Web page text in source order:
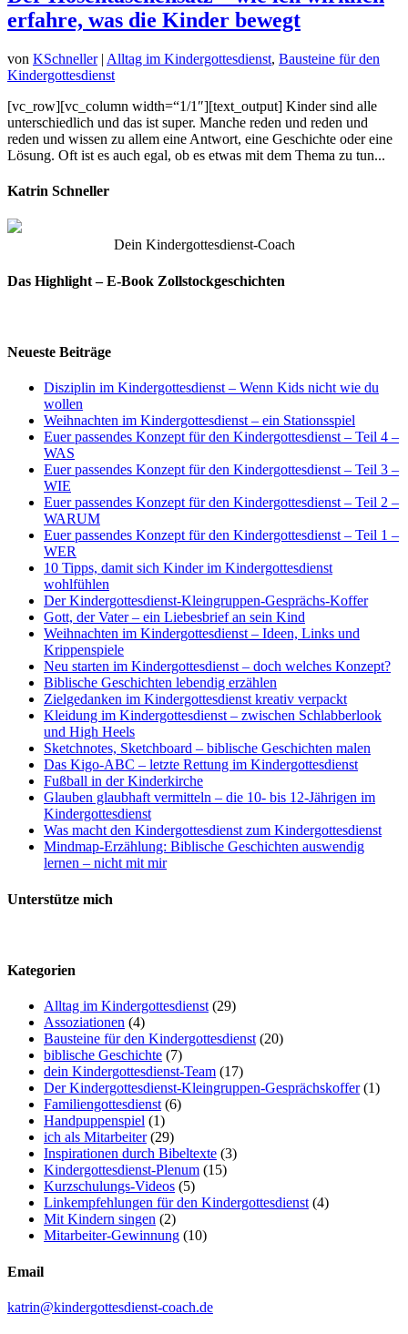
erfahre, was die Kinder bewegt
von KSchneller| Alltag im Kindergottesdienst, Bausteine für den
Kindergottesdienst
[vc_row][vc_column width=“1/1″][text_output] Kinder sind alle
unterschiedlich und das ist super. Manche reden und reden und
reden und wissen zu allem eine Antwort, eine Geschichte oder eine
Lösung. Oft ist es auch egal, ob es etwas mit dem Thema zu tun...
Katrin Schneller
Dein Kindergottesdienst-Coach
Das Highlight – E-Book Zollstockgeschichten
Neueste Beiträge
Disziplin im Kindergottesdienst – Wenn Kids nicht wie du
wollen
Weihnachten im Kindergottesdienst – ein Stationsspiel
Euer passendes Konzept für den Kindergottesdienst – Teil 4 –
WAS
Euer passendes Konzept für den Kindergottesdienst – Teil 3 –
WIE
Euer passendes Konzept für den Kindergottesdienst – Teil 2 –
WARUM
Euer passendes Konzept für den Kindergottesdienst – Teil 1 –
WER
10 Tipps, damit sich Kinder im Kindergottesdienst
wohlfühlen
Der Kindergottesdienst-Kleingruppen-Gesprächs-Koffer
Gott, der Vater – ein Liebesbrief an sein Kind
Weihnachten im Kindergottesdienst – Ideen, Links und
Krippenspiele
Neu starten im Kindergottesdienst – doch welches Konzept?
Biblische Geschichten lebendig erzählen
Zielgedanken im Kindergottesdienst kreativ verpackt
Kleidung im Kindergottesdienst – zwischen Schlabberlook
und High Heels
Sketchnotes, Sketchboard – biblische Geschichten malen
Das Kigo-ABC – letzte Rettung im Kindergottesdienst
Fußball in der Kinderkirche
Glauben glaubhaft vermitteln – die 10- bis 12-Jährigen im
Kindergottesdienst
Was macht den Kindergottesdienst zum Kindergottesdienst
Mindmap-Erzählung: Biblische Geschichten auswendig
lernen – nicht mit mir
Unterstütze mich
Kategorien
Alltag im Kindergottesdienst(29)
Assoziationen (4)
Bausteine für den Kindergottesdienst(20)
biblische Geschichte (7)
dein Kindergottesdienst-Team (17)
Der Kindergottesdienst-Kleingruppen-Gesprächskoffer(1)
Familiengottesdienst(6)
Handpuppenspiel (1)
ich als Mitarbeiter(29)
Inspirationen durch Bibeltexte (3)
Kindergottesdienst-Plenum (15)
Kurzschulungs-Videos (5)
Linkempfehlungen für den Kindergottesdienst(4)
Mit Kindern singen (2)
Mitarbeiter-Gewinnung (10)
Email
katrin@kindergottesdienst-coach.de